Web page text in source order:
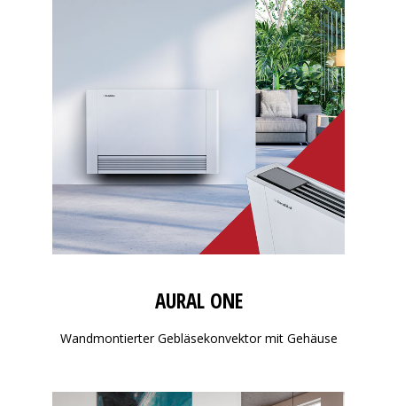
AURAL ONE
Wandmontierter Gebläsekonvektor mit Gehäuse